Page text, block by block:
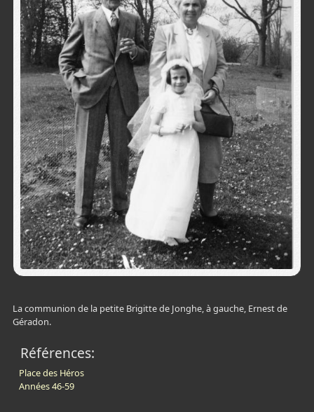
La communion de la petite Brigitte de Jonghe, à gauche, Ernest de
Géradon.
Références:
Place des Héros
Années 46-59